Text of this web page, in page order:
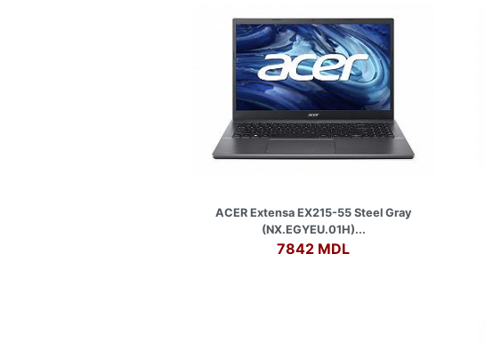
ACER Extensa EX215-55 Steel Gray
(NX.EGYEU.01H)...
7842 MDL